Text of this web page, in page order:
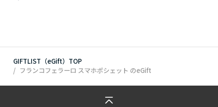
GIFTLIST（eGift）TOP
フランコフェラーロ スマホポシェット のeGift